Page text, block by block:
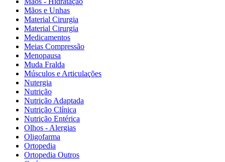
Mãos e Unhas
Material Cirurgia
Material Cirurgia
Medicamentos
Meias Compressão
Menopausa
Muda Fralda
Músculos e Articulações
Nutergia
Nutrição
Nutrição Adaptada
Nutrição Clínica
Nutrição Entérica
Olhos - Alergias
Oligofarma
Ortopedia
Ortopedia Outros